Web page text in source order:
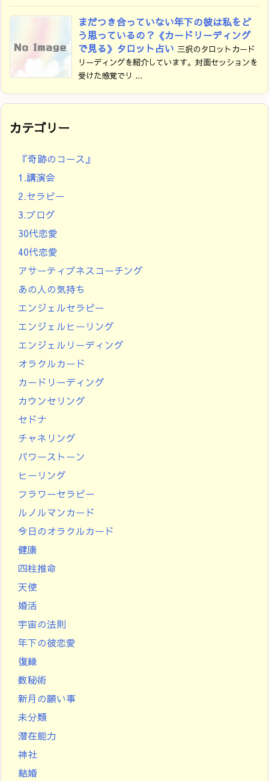
まだつき合っていない年下の彼は私をど
う思っているの？《カードリーディング
で見る》タロット占い 三択のタロットカード
リーディングを紹介しています。対面セッションを
受けた感覚でリ ...
カテゴリー
『奇跡のコース』
1.講演会
2.セラピー
3.ブログ
30代恋愛
40代恋愛
アサーティブネスコーチング
あの人の気持ち
エンジェルセラピー
エンジェルヒーリング
エンジェルリーディング
オラクルカード
カードリーディング
カウンセリング
セドナ
チャネリング
パワーストーン
ヒーリング
フラワーセラピー
ルノルマンカード
今日のオラクルカード
健康
四柱推命
天使
婚活
宇宙の法則
年下の彼恋愛
復縁
数秘術
新月の願い事
未分類
潜在能力
神社
結婚